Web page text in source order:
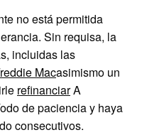
no está permitida
Sin requisa, la
incluidas las
Macasimismo un
refinanciarA
de paciencia y haya
consecutivos.